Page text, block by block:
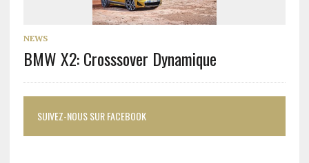
NEWS
BMW X2: Crosssover Dynamique
SUIVEZ-NOUS SUR FACEBOOK